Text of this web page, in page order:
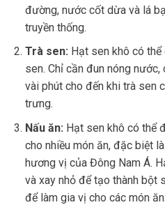
đường, nước cốt dừa và lá
truyền thống.
Trà sen: Hạt sen khô có
sen. Chỉ cần đun nóng
vài phút cho đến khi trà sen
trưng.
Nấu ăn: Hạt sen khô có thể
cho nhiều món ăn, đặc biệt
hương vị của Đông Nam Á.
và xay nhỏ để tạo thành bột
để làm gia vị cho các món ăn.